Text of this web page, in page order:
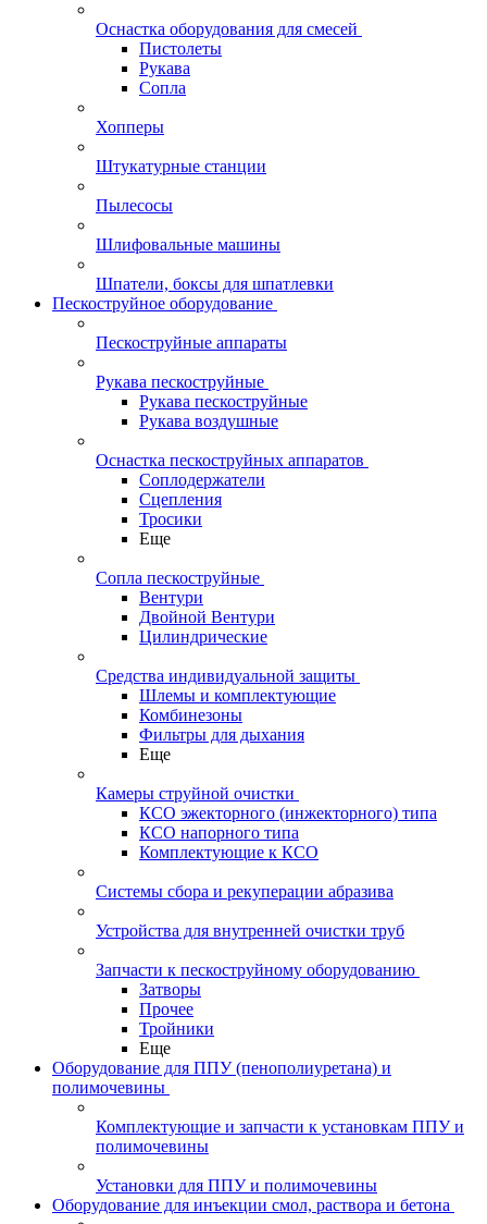
Оснастка оборудования для смесей
Пистолеты
Рукава
Сопла
Хопперы
Штукатурные станции
Пылесосы
Шлифовальные машины
Шпатели, боксы для шпатлевки
Пескоструйное оборудование
Пескоструйные аппараты
Рукава пескоструйные
Рукава пескоструйные
Рукава воздушные
Оснастка пескоструйных аппаратов
Соплодержатели
Сцепления
Тросики
Еще
Сопла пескоструйные
Вентури
Двойной Вентури
Цилиндрические
Средства индивидуальной защиты
Шлемы и комплектующие
Комбинезоны
Фильтры для дыхания
Еще
Камеры струйной очистки
КСО эжекторного (инжекторного) типа
КСО напорного типа
Комплектующие к КСО
Системы сбора и рекуперации абразива
Устройства для внутренней очистки труб
Запчасти к пескоструйному оборудованию
Затворы
Прочее
Тройники
Еще
Оборудование для ППУ (пенополиуретана) и
полимочевины
Комплектующие и запчасти к установкам ППУ и
полимочевины
Установки для ППУ и полимочевины
Оборудование для инъекции смол, раствора и бетона